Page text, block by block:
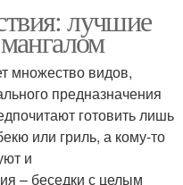
Беседки с коптильней и
Летние беседки
лучшие
множество видов,
предназначения
готовить лишь
или гриль, а кому-то
и
– беседки с целым